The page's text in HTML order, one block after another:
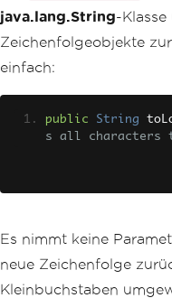
java.lang.String-
Zeichenfolgeobjekte
einfach:
public String
s all characters
Es nimmt keine
neue Zeichenfolge
Kleinbuchstaben